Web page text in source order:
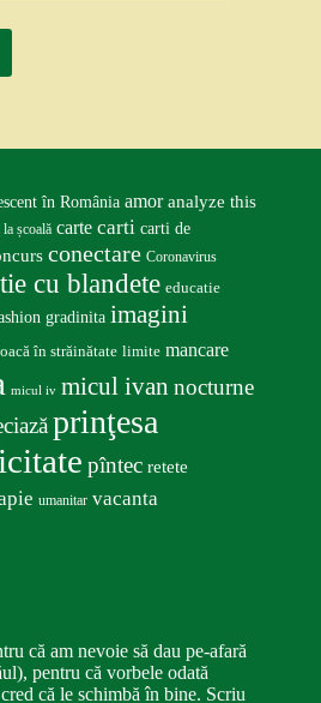
în România amor analyze this
la școală carte carti carti de
conectare Coronavirus
cu blandete educatie
gradinita imagini
în străinătate limite mancare
micul iv micul ivan nocturne
prinţesa
pîntec retete
umanitar vacanta
că am nevoie să dau pe-afară
pentru că vorbele odată
că le schimbă în bine. Scriu